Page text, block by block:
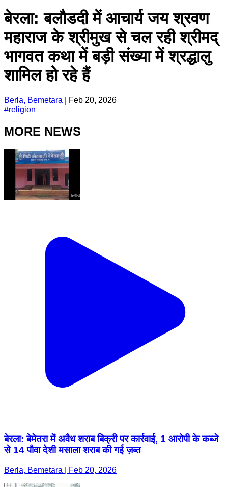
बेरला: बलौडदी में आचार्य जय श्रवण
महाराज के श्रीमुख से चल रही श्रीमद्
भागवत कथा में बड़ी संख्या में श्रद्धालु
शामिल हो रहे हैं
Berla, Bemetara
Feb 20, 2026
#religion
MORE NEWS
बेरला: बेमेतरा में अवैध शराब बिक्री पर कार्रवाई, 1 आरोपी के कब्जे
से 14 पौवा देशी मसाला शराब की गई ज़ब्त
Berla, Bemetara | Feb 20, 2026